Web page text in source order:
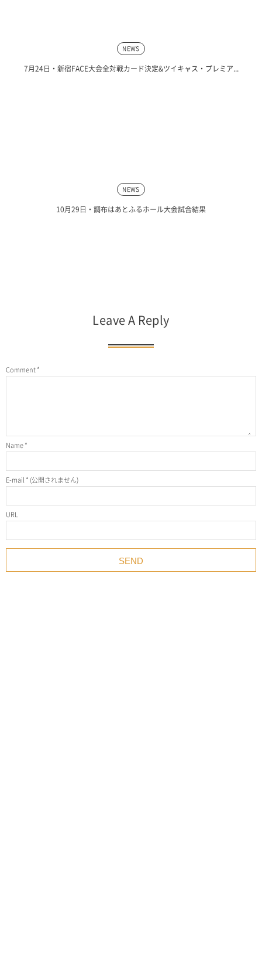
NEWS
7月24日・新宿FACE大会全対戦カード決定&ツイキャス・プレミア...
NEWS
10月29日・調布はあとふるホール大会試合結果
Leave A Reply
Comment*
Name*
E-mail * (公開されません)
URL